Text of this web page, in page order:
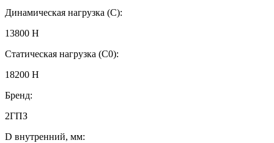
Динамическая нагрузка (C):
13800 Н
Статическая нагрузка (C0):
18200 Н
Бренд:
2ГПЗ
D внутренний, мм: